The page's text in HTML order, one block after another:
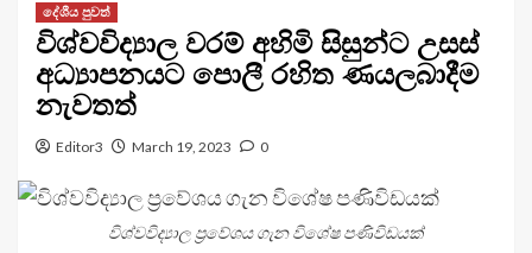
දේශීය පුවත්
විශ්වවිද්‍යාල වරම් අහිමි සිසුන්ට උසස්
අධ්‍යාපනයට පොලී රහිත ණයලබාදීම
නැවතත්
Editor3 March 19, 2023 0
විශ්වවිද්‍යාල ප්‍රවේශය ගැන විශේෂ පණිවිඩයක්